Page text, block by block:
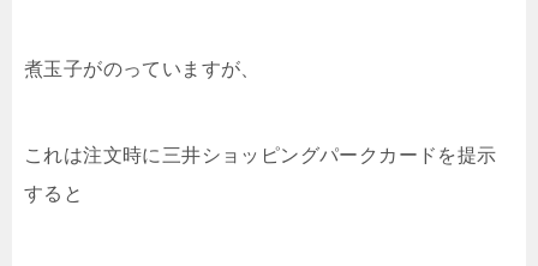
煮玉子がのっていますが、
これは注文時に三井ショッピングパークカードを提示
すると